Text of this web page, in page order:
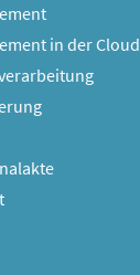
in der Cloud